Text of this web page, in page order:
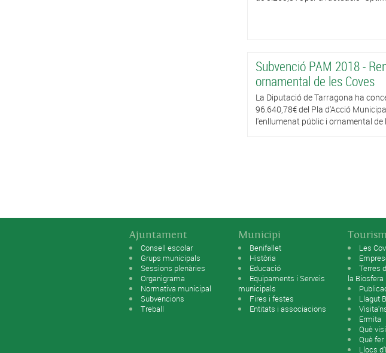
Subvenció PAM 2018 -
ornamental de les Coves
La Diputació de Tarragona ha
96.640,78€ del Pla d'Acció
l'enllumenat públic i ornamental
Ajuntament
Consell escolar
Grups municipals
Sessions plenàries
Organigrama
Normativa municipal
Subvencions
Treball
Municipi
Benifallet
Història
Educació
Equipaments i Serveis
municipals
Fires i festes
Entitats i associacions
Tourism
Les
Terres
la Biosfera
Llagut
Ermita
Què
Què fer
Llocs